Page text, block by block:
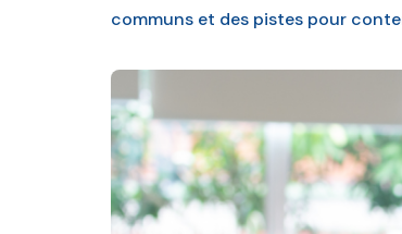
communs et des pistes pour